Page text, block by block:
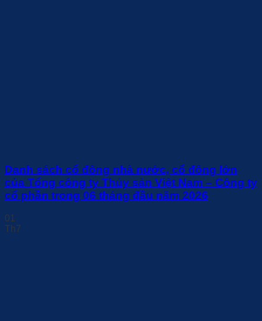
Danh sách cổ đông nhà nước, cổ đông lớn
của Tổng công ty Thủy sản Việt Nam – Công ty
cổ phần trong 06 tháng đầu năm 2026
01
Th7